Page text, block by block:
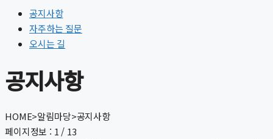
공지사항
자주하는 질문
오시는 길
공지사항
HOME>알림마당>공지사항
페이지정보 : 1 / 13